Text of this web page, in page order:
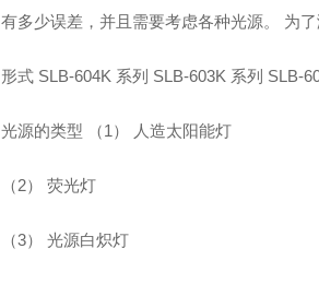
有多少误差，并且需要考虑各种光源。 为
形式 SLB-604K 系列 SLB-603K 系列 SLB-
光源的类型 （1） 人造太阳能灯
（2） 荧光灯
（3） 光源白炽灯